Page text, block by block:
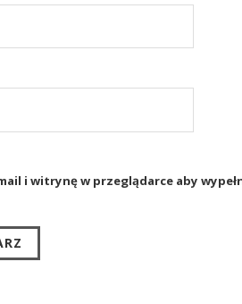
i witrynę w przeglądarce aby